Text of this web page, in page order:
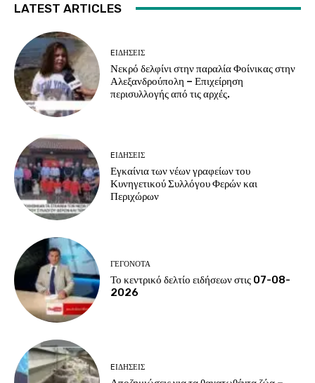
LATEST ARTICLES
EΙΔΗΣΕΙΣ
Νεκρό δελφίνι στην παραλία Φοίνικας στην
Αλεξανδρούπολη – Επιχείρηση
περισυλλογής από τις αρχές.
EΙΔΗΣΕΙΣ
Εγκαίνια των νέων γραφείων του
Κυνηγετικού Συλλόγου Φερών και
Περιχώρων
ΓΕΓΟΝΟΤΑ
Το κεντρικό δελτίο ειδήσεων στις 07-08-
2026
EΙΔΗΣΕΙΣ